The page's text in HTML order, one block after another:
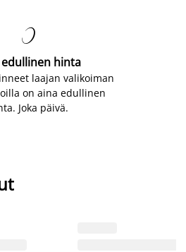

hinta
laajan valikoiman
on aina edullinen
Joka päivä.